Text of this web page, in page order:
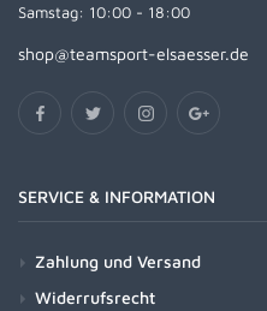
Samstag: 10:00 - 18:00
shop@teamsport-elsaesser.de
SERVICE & INFORMATION
Zahlung und Versand
Widerrufsrecht